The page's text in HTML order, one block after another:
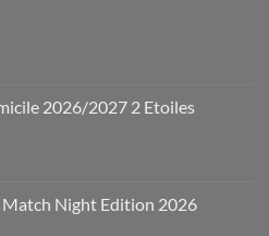
2026/2027 2 Etoiles
Match Night Edition 2026